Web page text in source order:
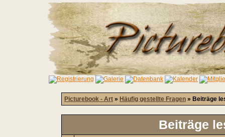
Picturebook - Art » Häufig gestellte Fragen » Beiträge
Beiträge